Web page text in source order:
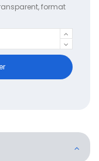
format